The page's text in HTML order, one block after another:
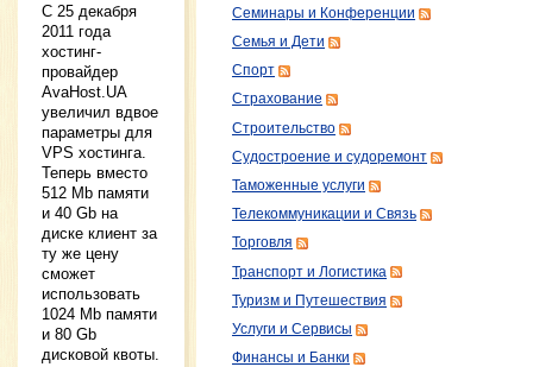
С 25 декабря
2011 года
хостинг-
провайдер
AvaHost.UA
увеличил вдвое
параметры для
VPS хостинга.
Теперь вместо
512 Mb памяти
и 40 Gb на
диске клиент за
ту же цену
сможет
использовать
1024 Mb памяти
и 80 Gb
дисковой квоты.
Семинары и Конференции
Семья и Дети
Спорт
Страхование
Строительство
Судостроение и судоремонт
Таможенные услуги
Телекоммуникации и Связь
Торговля
Транспорт и Логистика
Туризм и Путешествия
Услуги и Сервисы
Финансы и Банки